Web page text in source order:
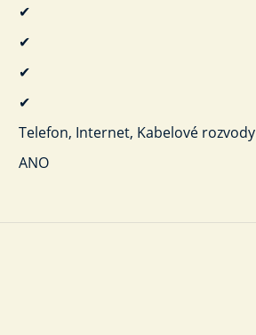
✔
✔
✔
✔
Telefon, Internet, Kabelové rozvody
ANO